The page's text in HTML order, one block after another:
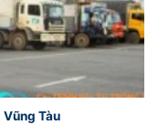
Vũng Tàu